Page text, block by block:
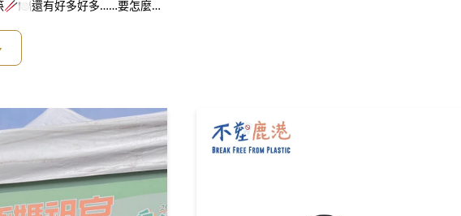
🥢🍽還有好多好多……要怎麼辦
地球資源浪費，也降低物品製
地